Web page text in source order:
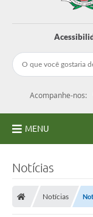
Acompanhe-nos:
MENU
Notícias
Notícias